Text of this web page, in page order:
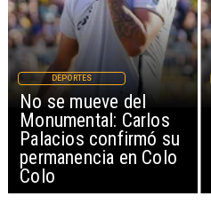
No se mueve del
Monumental: Carlos
Palacios confirmó su
permanencia en Colo
Colo
DEPORTES